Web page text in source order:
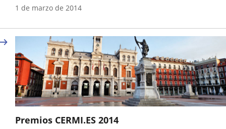
Año
1 de marzo de 2014
Premios CERMI.ES 2014